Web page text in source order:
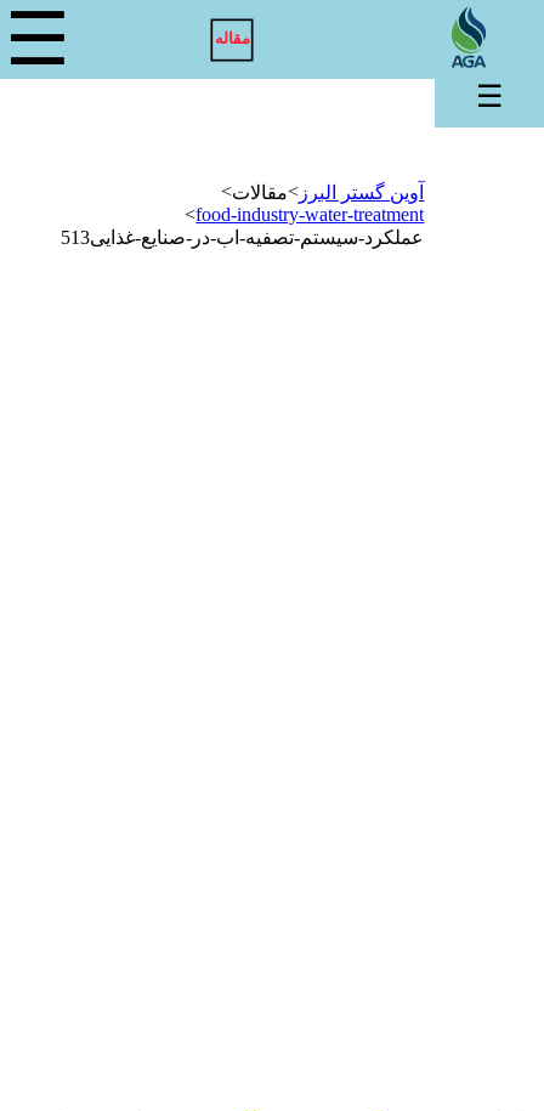
مقاله ☰
آوین گستر البرز >مقالات>
food-industry-water-treatment
>
عملکرد-سیستم-تصفیه-اب-در-صنایع-غذایی513
☰